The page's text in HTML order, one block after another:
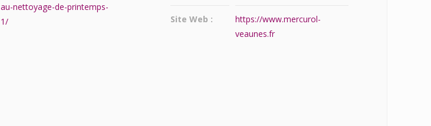
au-nettoyage-de-printemps-
1/
Site Web :
https://www.mercurol-
veaunes.fr